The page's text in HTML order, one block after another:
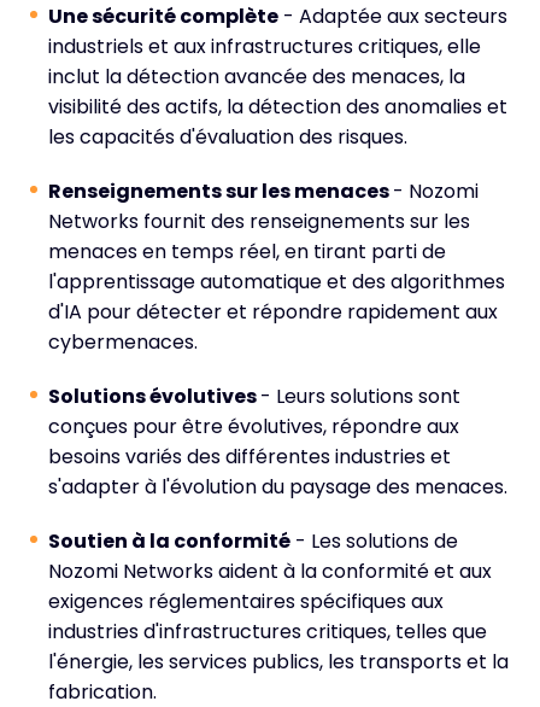
Une sécurité complète - Adaptée aux secteurs
industriels et aux infrastructures critiques, elle
inclut la détection avancée des menaces, la
visibilité des actifs, la détection des anomalies et
les capacités d'évaluation des risques.
Renseignements sur les menaces- Nozomi
Networks fournit des renseignements sur les
menaces en temps réel, en tirant parti de
l'apprentissage automatique et des algorithmes
d'IA pour détecter et répondre rapidement aux
cybermenaces.
Solutions évolutives- Leurs solutions sont
conçues pour être évolutives, répondre aux
besoins variés des différentes industries et
s'adapter à l'évolution du paysage des menaces.
Soutien à la conformité - Les solutions de
Nozomi Networks aident à la conformité et aux
exigences réglementaires spécifiques aux
industries d'infrastructures critiques, telles que
l'énergie, les services publics, les transports et la
fabrication.